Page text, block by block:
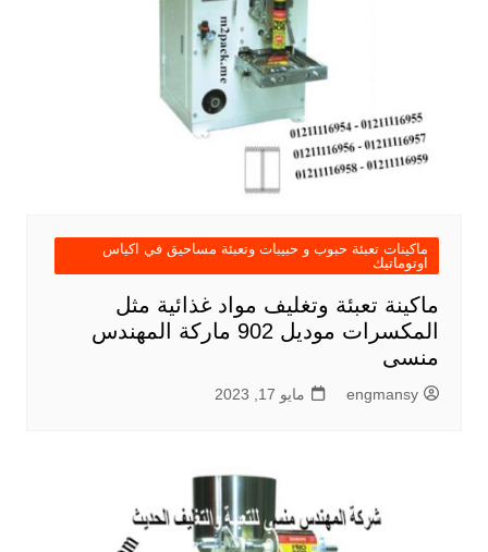
ماكينات تعبئة حبوب و حبيبات وتعبئة مساحيق في اكياس
اوتوماتيك
ماكينة تعبئة وتغليف مواد غذائية مثل
المكسرات موديل 902 ماركة المهندس
منسى
engmansy مايو 17, 2023